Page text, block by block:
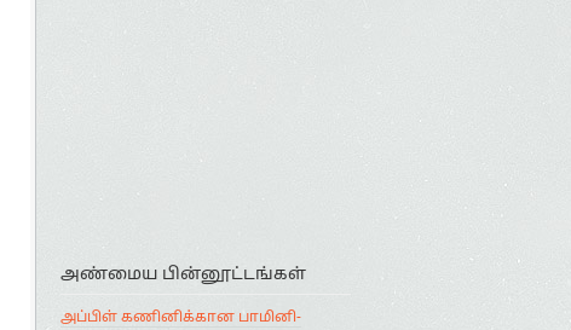
அண்மைய பின்னூட்டங்கள்
அப்பிள் கணினிக்கான பாமினி-